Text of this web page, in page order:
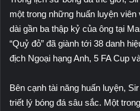
một trong những huấn luyện
dài gần ba thập kỷ của ông tại
“Quỷ đỏ” đã giành tới 38 danh
địch Ngoại hạng Anh, 5 FA Cup
Bên cạnh tài năng huấn luyện,
triết lý bóng đá sâu sắc. Một